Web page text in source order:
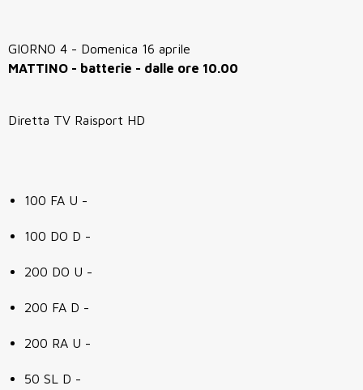
GIORNO 4 - Domenica 16 aprile
MATTINO - batterie - dalle ore 10.00
Diretta TV Raisport HD
100 FA U -
100 DO D -
200 DO U -
200 FA D -
200 RA U -
50 SL D -